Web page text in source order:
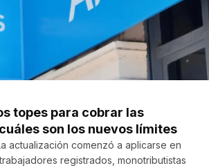
topes para cobrar las
son los nuevos límites
actualización comenzó a aplicarse en
registrados, monotributistas